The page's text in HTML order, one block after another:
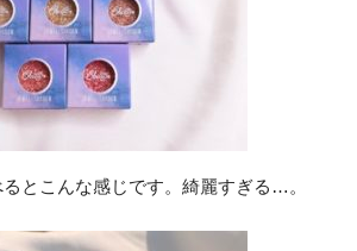
とこんな感じです。綺麗すぎる…。